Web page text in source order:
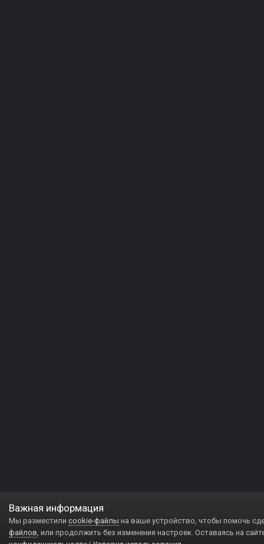
Важная информация
Мы разместили cookie-файлы на ваше устройство, чтобы помочь
файлов, или продолжить без изменения настроек. Оставаясь на